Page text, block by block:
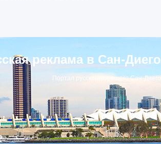
реклама в Сан-Диего
Портал русскоговорящего Сан-Диего